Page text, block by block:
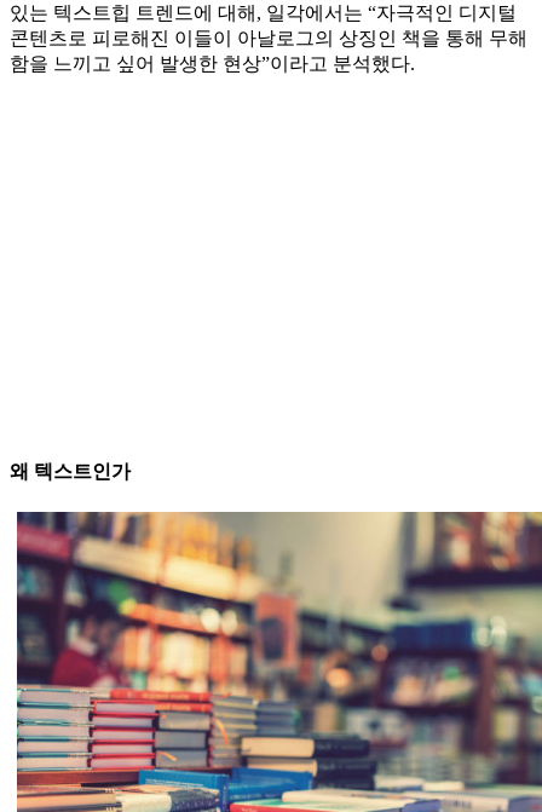
있는 텍스트힙 트렌드에 대해, 일각에서는 “자극적인 디지털
콘텐츠로 피로해진 이들이 아날로그의 상징인 책을 통해 무해
함을 느끼고 싶어 발생한 현상”이라고 분석했다.
왜 텍스트인가